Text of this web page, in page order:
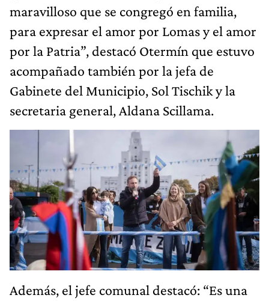
maravilloso que se congregó en familia,
para expresar el amor por Lomas y el amor
por la Patria”, destacó Otermín que estuvo
acompañado también por la jefa de
Gabinete del Municipio, Sol Tischik y la
secretaria general, Aldana Scillama.
Además, el jefe comunal destacó: “Es una